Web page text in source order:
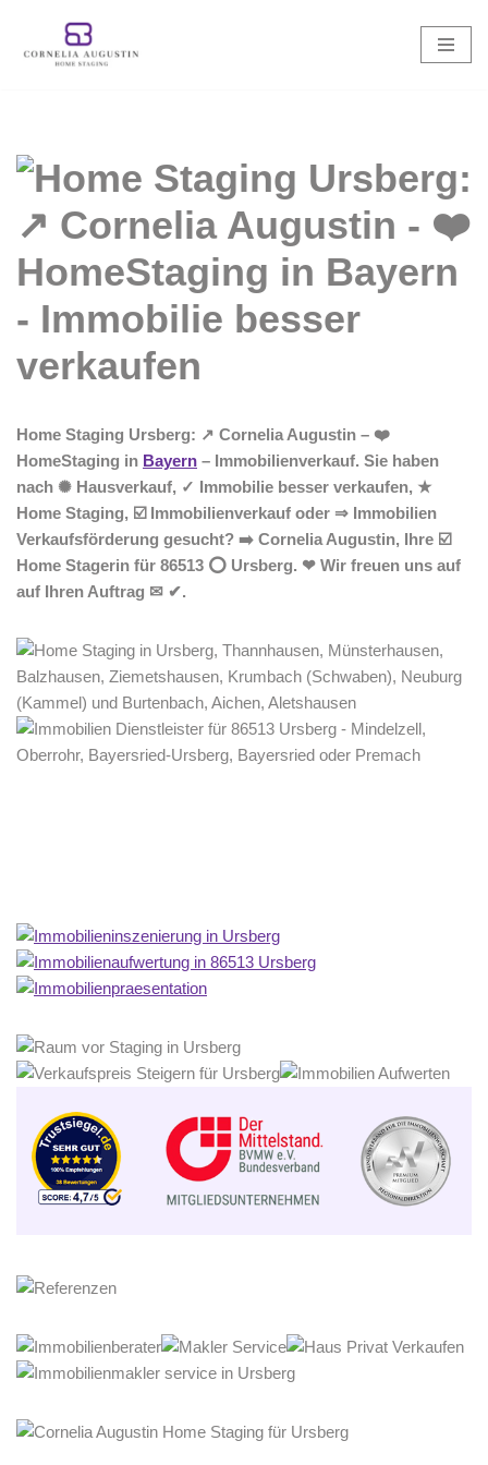
Zum
Home Staging Ursberg: ↗️ Cornelia Augustin – ❤️
HomeStaging in Bayern – Immobilienverkauf. Sie haben
nach ✺ Hausverkauf, ✓ Immobilie besser verkaufen, ★
Home Staging, ☑️ Immobilienverkauf oder ⇒ Immobilien
Verkaufsförderung gesucht? ➡️ Cornelia Augustin, Ihre ☑️
Home Stagerin für 86513 ⭕ Ursberg. ❤ Wir freuen uns auf
auf Ihren Auftrag ✉ ✔.